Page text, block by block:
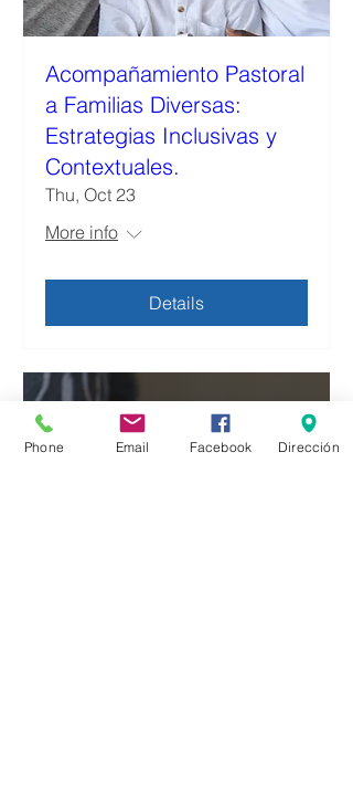
Acompañamiento Pastoral
a Familias Diversas:
Estrategias Inclusivas y
Contextuales.
Thu, Oct 23
More info
Details
Phone Email Facebook Dirección